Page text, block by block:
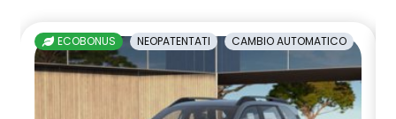
sellerie in tessuto nero melange e tessuto nero titanio con
impunture giallo fresh
sensori di parcheggio anteriori/posteriori/laterali
ECOBONUS NEOPATENTATI CAMBIO AUTOMATICO